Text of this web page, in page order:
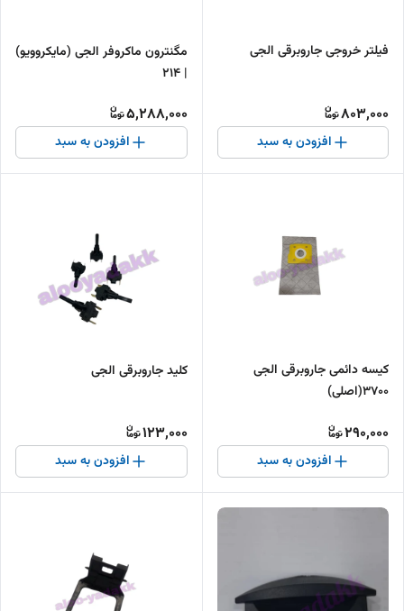
فیلتر خروجی جاروبرقی الجی
803,000
افزودن به سبد
مگنترون ماکروفر الجی (مایکروویو)
| 214
5,288,000
افزودن به سبد
کیسه دائمی جاروبرقی الجی
۳۷۰۰(اصلی)
290,000
افزودن به سبد
کلید جاروبرقی الجی
123,000
افزودن به سبد